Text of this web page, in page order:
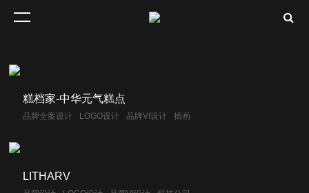
糕档家-中华元气糕点
品牌全案设计 LOGO设计 品牌VI设计 插画
LITHARV